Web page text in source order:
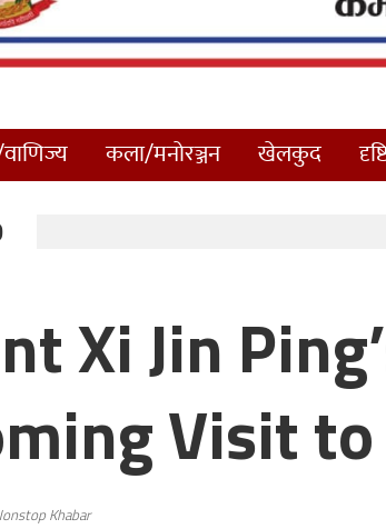
कला/मनोरञ्जन खेलकुद
Xi Jin
Visit
Khabar